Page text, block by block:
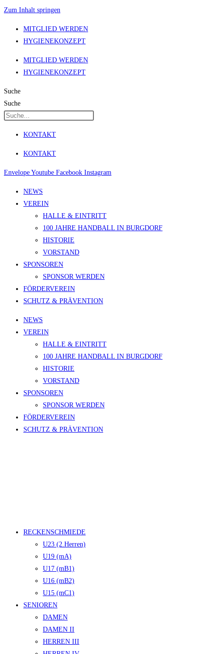
Zum Inhalt springen
MITGLIED WERDEN
HYGIENEKONZEPT
MITGLIED WERDEN
HYGIENEKONZEPT
Suche
Suche
KONTAKT
KONTAKT
Envelope Youtube Facebook Instagram
NEWS
VEREIN
HALLE & EINTRITT
100 JAHRE HANDBALL IN BURGDORF
HISTORIE
VORSTAND
SPONSOREN
SPONSOR WERDEN
FÖRDERVEREIN
SCHUTZ & PRÄVENTION
NEWS
VEREIN
HALLE & EINTRITT
100 JAHRE HANDBALL IN BURGDORF
HISTORIE
VORSTAND
SPONSOREN
SPONSOR WERDEN
FÖRDERVEREIN
SCHUTZ & PRÄVENTION
RECKENSCHMIEDE
U23 (2.Herren)
U19 (mA)
U17 (mB1)
U16 (mB2)
U15 (mC1)
SENIOREN
DAMEN
DAMEN II
HERREN III